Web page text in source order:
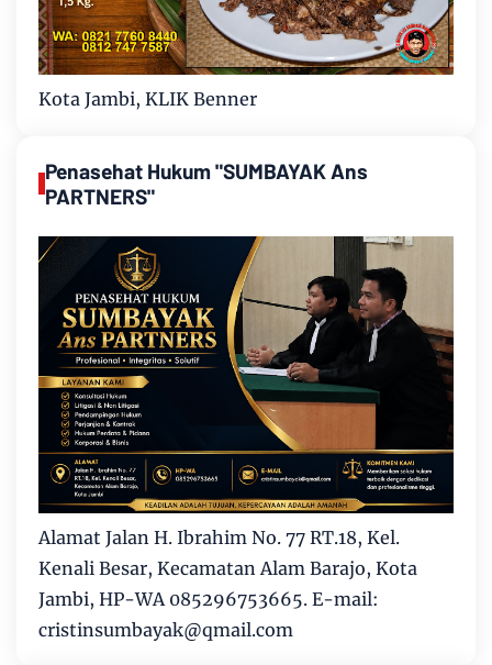
Kota Jambi, KLIK Benner
Penasehat Hukum "SUMBAYAK Ans
PARTNERS"
Alamat Jalan H. Ibrahim No. 77 RT.18, Kel.
Kenali Besar, Kecamatan Alam Barajo, Kota
Jambi, HP-WA 085296753665. E-mail:
cristinsumbayak@qmail.com